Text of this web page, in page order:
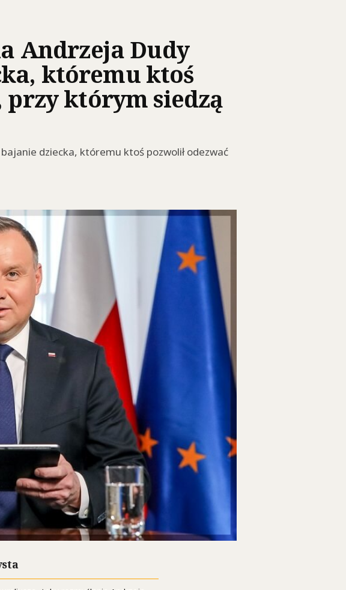
Andrzeja Dudy
któremu ktoś
przy którym siedzą
dziecka, któremu ktoś pozwolił odezwać